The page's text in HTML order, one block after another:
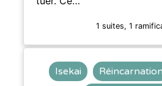
1 suites, 1
Isekai Réincarnation